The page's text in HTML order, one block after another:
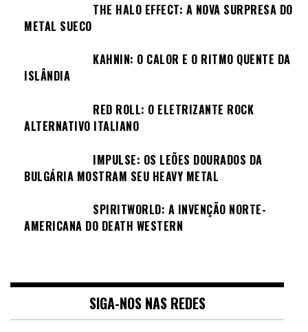
THE HALO EFFECT: A NOVA SURPRESA DO
METAL SUECO
KAHNIN: O CALOR E O RITMO QUENTE DA
ISLÂNDIA
RED ROLL: O ELETRIZANTE ROCK
ALTERNATIVO ITALIANO
IMPULSE: OS LEÕES DOURADOS DA
BULGÁRIA MOSTRAM SEU HEAVY METAL
SPIRITWORLD: A INVENÇÃO NORTE-
AMERICANA DO DEATH WESTERN
SIGA-NOS NAS REDES